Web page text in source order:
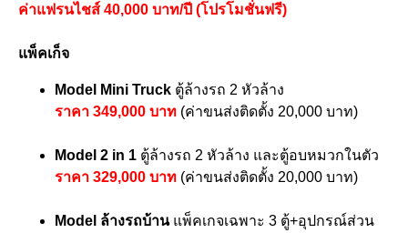
ค่าแฟรนไชส์ 40,000 บาท/ปี (โปรโมชั่นฟรี)
แพ็คเก็จ
Model Mini Truck ตู้ล้างรถ 2 หัวล้าง
ราคา 349,000 บาท (ค่าขนส่งติดตั้ง 20,000 บาท)
Model 2 in 1 ตู้ล้างรถ 2 หัวล้าง และตู้อบหมวกในตัว
ราคา 329,000 บาท (ค่าขนส่งติดตั้ง 20,000 บาท)
Model ล้างรถบ้าน แพ็คเกจเฉพาะ 3 ตู้+อุปกรณ์ส่วน